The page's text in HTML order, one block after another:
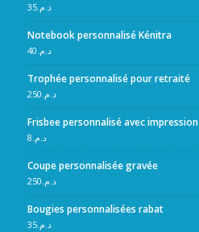
د.م.35
Notebook personnalisé Kénitra
د.م.40
Trophée personnalisé pour retraité
د.م.250
Frisbee personnalisé avec impression
د.م.8
Coupe personnalisée gravée
د.م.250
Bougies personnalisées rabat
د.م.35